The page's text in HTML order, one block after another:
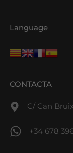
Language
CONTACTA
C/ Can
+34 678